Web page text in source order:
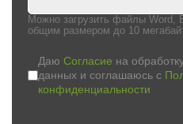
Можно загрузить файлы Word,
общим размером до 10
Даю Согласие на
данных и соглашаюсь с
конфиденциальности